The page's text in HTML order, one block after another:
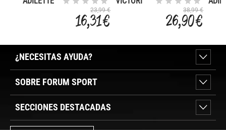
23,99 €
16,31 €
38,99 €
26,90 €
¿NECESITAS AYUDA?
SOBRE FORUM SPORT
SECCIONES DESTACADAS